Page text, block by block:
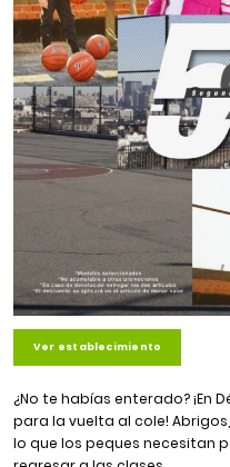
Ver establecimiento
¿No te habías enterado? ¡En
para la vuelta al cole!
lo que los peques necesitan